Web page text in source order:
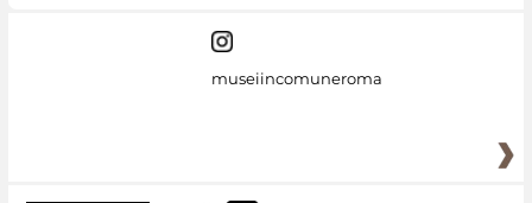
museiincomuneroma